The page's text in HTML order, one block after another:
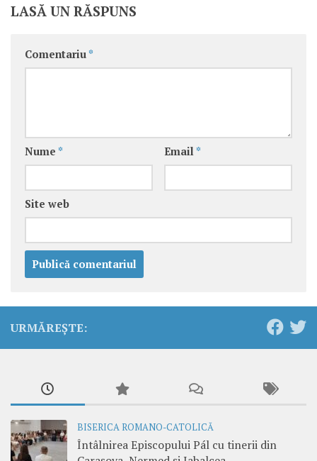
LASĂ UN RĂSPUNS
Comentariu *
Nume * Email *
Site web
URMĂREȘTE:
BISERICA ROMANO-CATOLICĂ
Întâlnirea Episcopului Pál cu tinerii din